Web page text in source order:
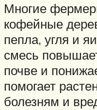
Многие
кофейные
пепла, угля и
смесь
почве и
помогает
болезням и